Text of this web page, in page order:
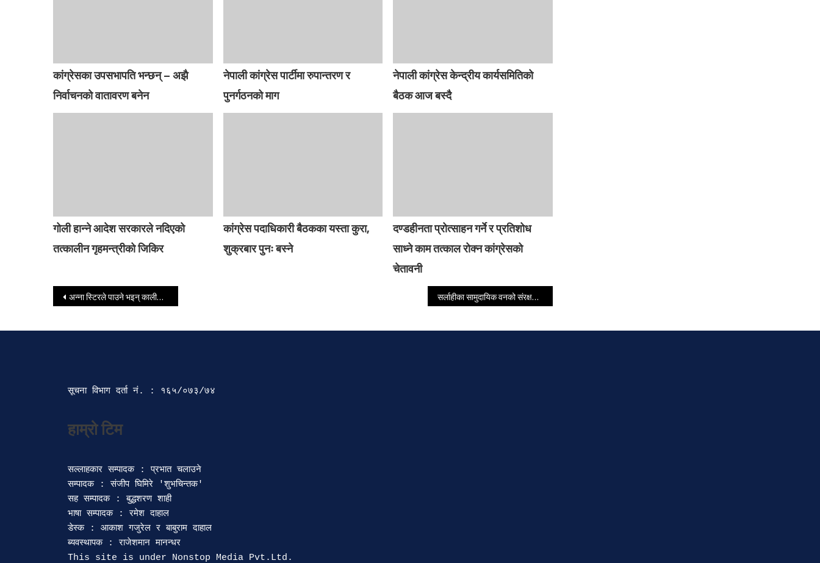
कांग्रेसका उपसभापति भन्छन् – अझै
निर्वाचनको वातावरण बनेन
नेपाली कांग्रेस पार्टीमा रुपान्तरण र
पुनर्गठनको माग
नेपाली कांग्रेस केन्द्रीय कार्यसमितिको
बैठक आज बस्दै
गोली हान्ने आदेश सरकारले नदिएको
तत्कालीन गृहमन्त्रीको जिकिर
कांग्रेस पदाधिकारी बैठकका यस्ता कुरा,
शुक्रबार पुनः बस्ने
दण्डहीनता प्रोत्साहन गर्ने र प्रतिशोध
साध्ने काम तत्काल रोक्न कांग्रेसको
चेतावनी
Post navigation
अन्ना स्टिरले पाउने भइन् कालीभक्त पन्त लोक साहित्य अन्तर्राष्ट्रिय पुरस्कार सर्लाहीका सामुदायिक वनको संरक्षण, प्रवर्द्धन र विकासमा स्थानीय सरकारले साथ् दिनुपर्नेमा जोड
सूचना विभाग दर्ता‍ नं. : १६५/०७३/७४
हाम्रो टिम
सल्लाहकार सम्पादक : प्रभात चलाउने
सम्पादक : संजीप घिमिरे 'शुभचिन्तक'
सह सम्पादक : बुद्धशरण शाही
भाषा सम्पादक : रमेश दाहाल
डेस्क : आकाश गजुरेल र बाबुराम दाहाल
ब्यवस्थापक : राजेशमान मानन्धर